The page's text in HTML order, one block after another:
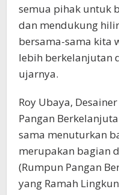
semua pihak untuk
dan mendukung
bersama-sama kita
lebih berkelanjutan
ujarnya.
Roy Ubaya,
Pangan
sama menuturkan
merupakan bagian
(Rumpun Pangan
yang Ramah